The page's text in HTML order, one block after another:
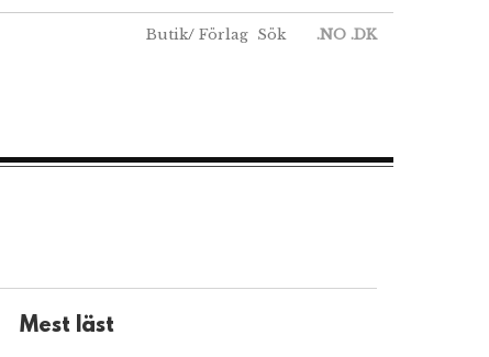
Butik/ Förlag Sök .NO .DK
Mest läst